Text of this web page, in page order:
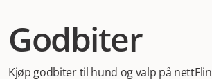
Godbiter
Kjøp godbiter til hund og valp på nett